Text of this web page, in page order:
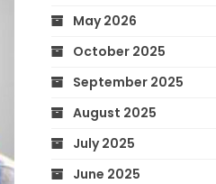
May 2026
October 2025
September 2025
August 2025
July 2025
June 2025